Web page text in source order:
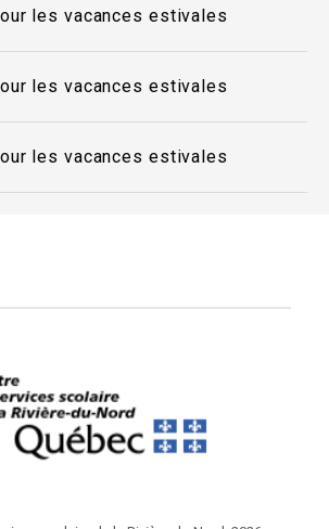
les vacances estivales
les vacances estivales
les vacances estivales